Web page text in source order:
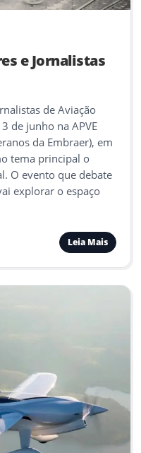
e Jornalistas
de Aviação
de junho na APVE
da Embraer), em
tema principal o
O evento que debate
explorar o espaço
Leia Mais